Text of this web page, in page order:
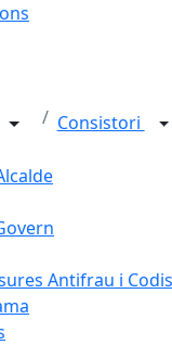
Consistori
Antifrau i